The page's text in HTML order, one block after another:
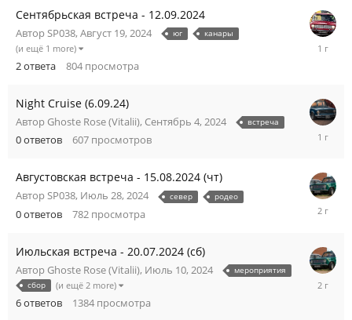
Сентябрьская встреча - 12.09.2024
АвторSP038, Август 19, 2024 юг канары
(и ещё 1 more)
2ответа 804 просмотра
Night Cruise (6.09.24)
Автор Ghoste Rose (Vitalii), Сентябрь 4, 2024 встреча
0ответов 607 просмотров
Августовская встреча - 15.08.2024 (чт)
АвторSP038, Июль 28, 2024 север родео
0ответов 782 просмотра
Июль
Июльская встреча - 20.07.2024 (сб)
Автор Ghoste Rose (Vitalii), Июль 10, 2024
мероприятия
сбор
(и ещё 2 more)
6ответов 1384 просмотра
Июль